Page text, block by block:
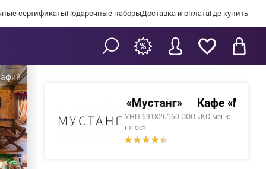
сертификатыПодарочные наборыДоставка и оплатаГде купить
Кафе «Мустанг» Кафе
УНП 691826160 ООО «КС меню
плюс»